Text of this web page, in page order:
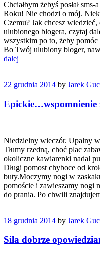
Chciałbym żebyś posłał
Roku! Nie chodzi o mój.
Czemu? Jak chcesz
ulubionego blogera, czytaj
wszystkim po to, żeby
Bo Twój ulubiony bloger,
dalej
22 grudnia 2014 by Jarek Guc
Epickie…wspomnienie
Niedzielny wieczór. Upalny
Tłumy rzedną, choć plac
okoliczne kawiarenki nadal
Długi pomost chyboce od
buty.Moczymy nogi w
pomoście i zawieszamy nogi
do prania. Po chwili
18 grudnia 2014 by Jarek Guc
Siła dobrze